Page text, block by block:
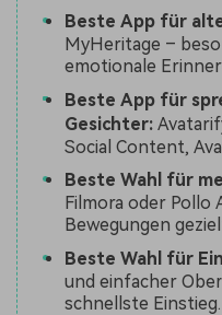
Beste App für
MyHeritage –
emotionale
Beste App für
Gesichter:
Social Content,
Beste Wahl für
Filmora oder Pollo
Bewegungen
Beste Wahl für
und einfacher
schnellste Einstieg.